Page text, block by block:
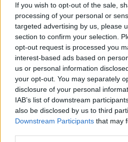
If you wish to opt-out of the sale,
processing of your personal or
targeted advertising by us, please
section to confirm your selection.
opt-out request is processed you
interest-based ads based on
us or personal information
your opt-out. You may separately
disclosure of your personal
IAB’s list of downstream
also be disclosed by us to third
Downstream Participants that may
siano state fatte a regola d'arte e
verificare che sia tutto ok.
evidente solo quando il danno é già
riparazione elevato, anche perché
"tagliandi" decade
100 neuri mi sembrano un pò tantini
trentad
3329
alle:
22:29:34
Se volete ridere il mio mi ha detto
valere la garanzia ......... l'ha detto
normale del mondo come se